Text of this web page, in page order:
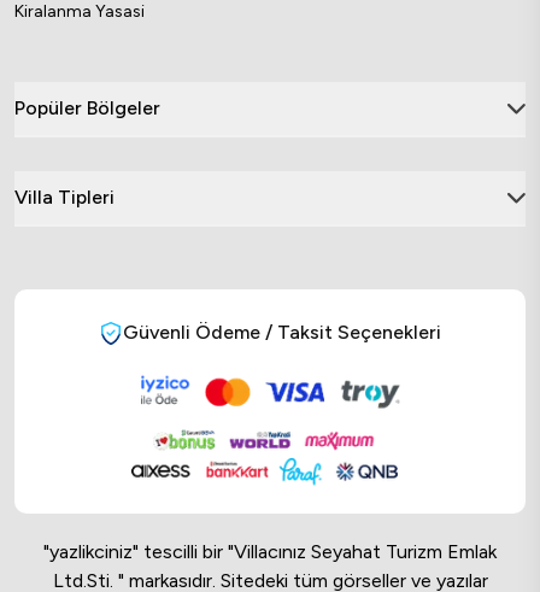
Kiralanma Yasasi
Popüler Bölgeler
Villa Tipleri
Güvenli Ödeme / Taksit Seçenekleri
"yazlikciniz" tescilli bir "Villacınız Seyahat Turizm Emlak
Ltd.Sti. " markasıdır. Sitedeki tüm görseller ve yazılar